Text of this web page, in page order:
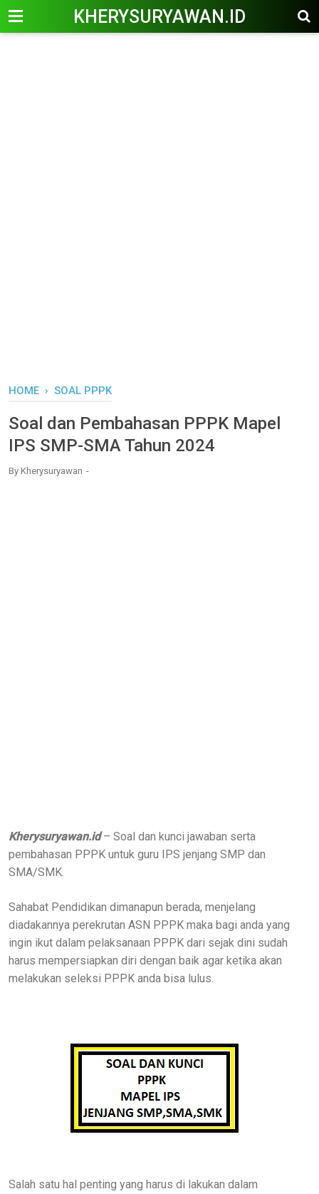
KHERYSURYAWAN.ID
HOME › SOAL PPPK
Soal dan Pembahasan PPPK Mapel
IPS SMP-SMA Tahun 2024
By Kherysuryawan
Kherysuryawan.id– Soal dan kunci jawaban serta
pembahasan PPPK untuk guru IPS jenjang SMP dan
SMA/SMK.
Sahabat Pendidikan dimanapun berada, menjelang
diadakannya perekrutan ASN PPPK maka bagi anda yang
ingin ikut dalam pelaksanaan PPPK dari sejak dini sudah
harus mempersiapkan diri dengan baik agar ketika akan
melakukan seleksi PPPK anda bisa lulus.
Salah satu hal penting yang harus di lakukan dalam